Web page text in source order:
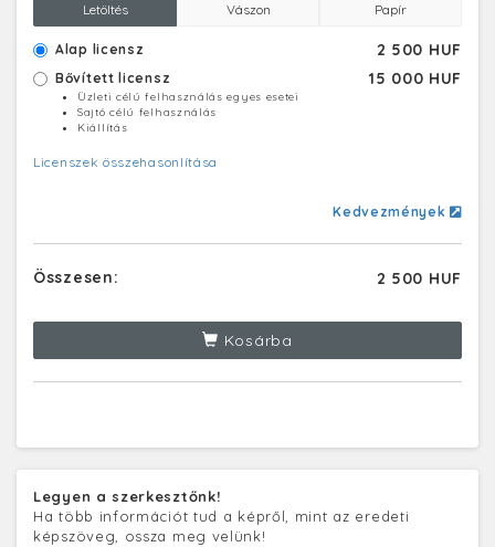
Letöltés Vászon Papír
Alap licensz 2 500 HUF
Bővített licensz 15 000 HUF
Üzleti célú felhasználás egyes esetei
Sajtó célú felhasználás
Kiállítás
Licenszek összehasonlítása
Kedvezmények
Összesen: 2 500 HUF
Kosárba
Legyen a szerkesztőnk!
Ha több információt tud a képről, mint az eredeti
képszöveg, ossza meg velünk!